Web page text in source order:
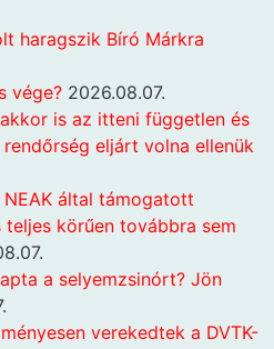
haragszik Bíró Márkra
vége? 2026.08.07.
is az itteni független és
eljárt volna ellenük
által támogatott
körűen továbbra sem
a selyemzsinórt? Jön
verekedtek a DVTK-